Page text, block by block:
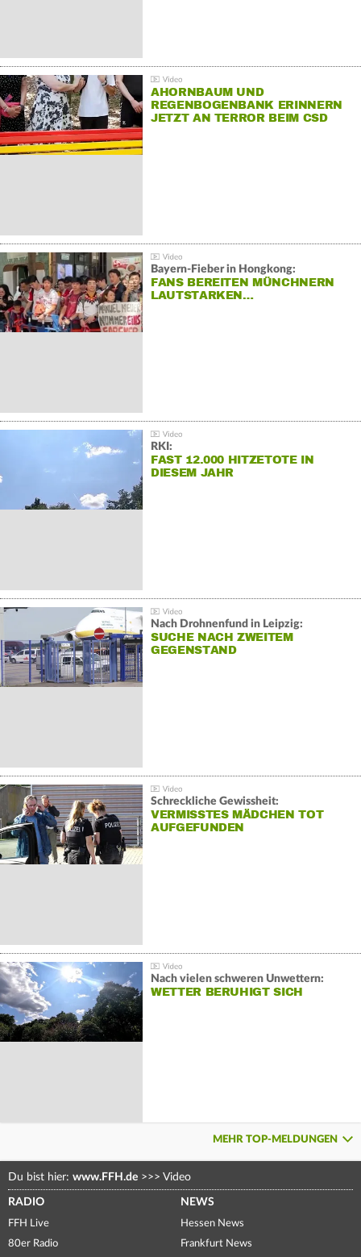
AHORNBAUM UND
REGENBOGENBANK ERINNERN
JETZT AN TERROR BEIM CSD
Bayern-Fieber in Hongkong:
FANS BEREITEN MÜNCHNERN
LAUTSTARKEN…
RKI:
FAST 12.000 HITZETOTE IN
DIESEM JAHR
Nach Drohnenfund in Leipzig:
SUCHE NACH ZWEITEM
GEGENSTAND
Schreckliche Gewissheit:
VERMISSTES MÄDCHEN TOT
AUFGEFUNDEN
Nach vielen schweren Unwettern:
WETTER BERUHIGT SICH
MEHR TOP-MELDUNGEN
Du bist hier: www.FFH.de >>> Video
RADIO
FFH Live
80er Radio
NEWS
Hessen News
Frankfurt News